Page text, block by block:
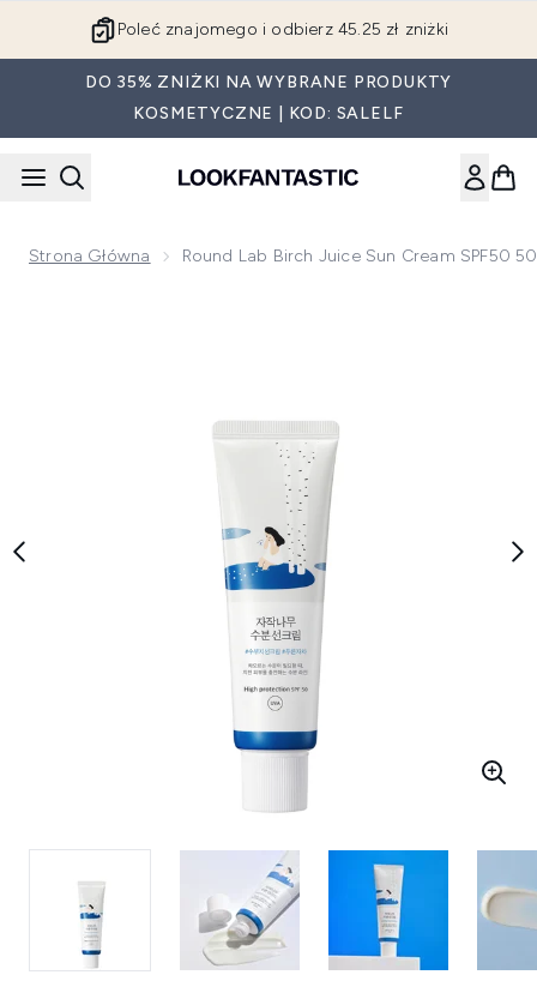
Poleć znajomego i odbierz 45.25 zł zniżki
DO 35% ZNIŻKI NA WYBRANE PRODUKTY
KOSMETYCZNE | KOD: SALELF
Strona Główna Round Lab Birch Juice Sun Cream SPF50